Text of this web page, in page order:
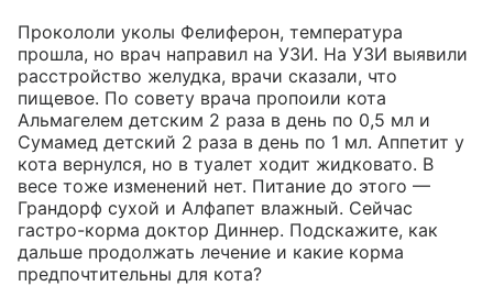
Прокололи уколы Фелиферон, температура
прошла, но врач направил на УЗИ. На УЗИ выявили
расстройство желудка, врачи сказали, что
пищевое. По совету врача пропоили кота
Альмагелем детским 2 раза в день по 0,5 мл и
Сумамед детский 2 раза в день по 1 мл. Аппетит у
кота вернулся, но в туалет ходит жидковато. В
весе тоже изменений нет. Питание до этого —
Грандорф сухой и Алфапет влажный. Сейчас
гастро-корма доктор Диннер. Подскажите, как
дальше продолжать лечение и какие корма
предпочтительны для кота?